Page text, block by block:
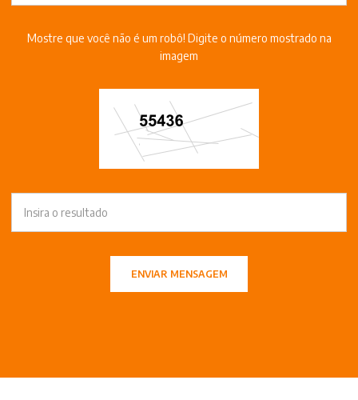
Mostre que você não é um robô! Digite o número mostrado na
imagem
ENVIAR MENSAGEM